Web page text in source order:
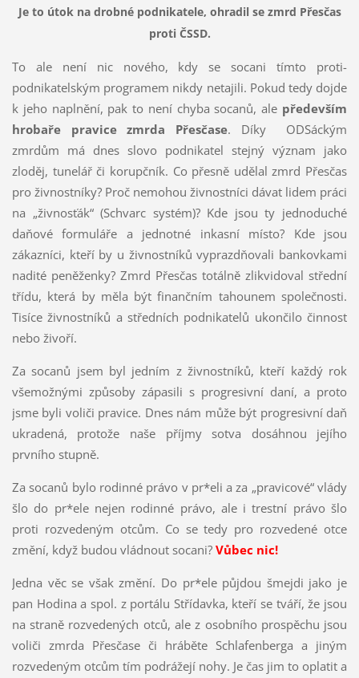
Je to útok na drobné podnikatele, ohradil se zmrd Přesčas
proti ČSSD.
To ale není nic nového, kdy se socani tímto proti-
podnikatelským programem nikdy netajili. Pokud tedy dojde
k jeho naplnění, pak to není chyba socanů, ale především
hrobaře pravice zmrda Přesčase. Díky ODSáckým
zmrdům má dnes slovo podnikatel stejný význam jako
zloděj, tunelář či korupčník. Co přesně udělal zmrd Přesčas
pro živnostníky? Proč nemohou živnostníci dávat lidem práci
na „živnosťák“ (Schvarc systém)? Kde jsou ty jednoduché
daňové formuláře a jednotné inkasní místo? Kde jsou
zákazníci, kteří by u živnostníků vyprazdňovali bankovkami
nadité peněženky? Zmrd Přesčas totálně zlikvidoval střední
třídu, která by měla být finančním tahounem společnosti.
Tisíce živnostníků a středních podnikatelů ukončilo činnost
nebo živoří.
Za socanů jsem byl jedním z živnostníků, kteří každý rok
všemožnými způsoby zápasili s progresivní daní, a proto
jsme byli voliči pravice. Dnes nám může být progresivní daň
ukradená, protože naše příjmy sotva dosáhnou jejího
prvního stupně.
Za socanů bylo rodinné právo v pr*eli a za „pravicové“ vlády
šlo do pr*ele nejen rodinné právo, ale i trestní právo šlo
proti rozvedeným otcům. Co se tedy pro rozvedené otce
změní, když budou vládnout socani? Vůbec nic!
Jedna věc se však změní. Do pr*ele půjdou šmejdi jako je
pan Hodina a spol. z portálu Střídavka, kteří se tváří, že jsou
na straně rozvedených otců, ale z osobního prospěchu jsou
voliči zmrda Přesčase či hráběte Schlafenberga a jiným
rozvedeným otcům tím podrážejí nohy. Je čas jim to oplatit a